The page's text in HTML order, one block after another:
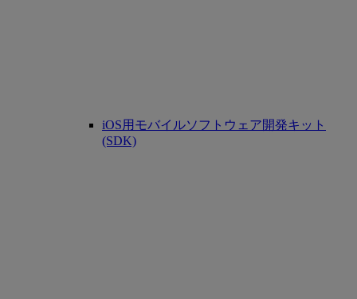
iOS用モバイルソフトウェア開発キット
(SDK)